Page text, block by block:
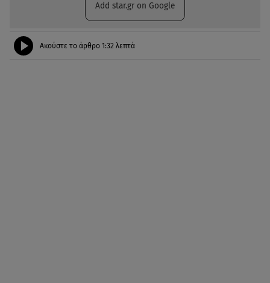
Add star.gr on Google
Ακούστε το άρθρο 1:32 λεπτά